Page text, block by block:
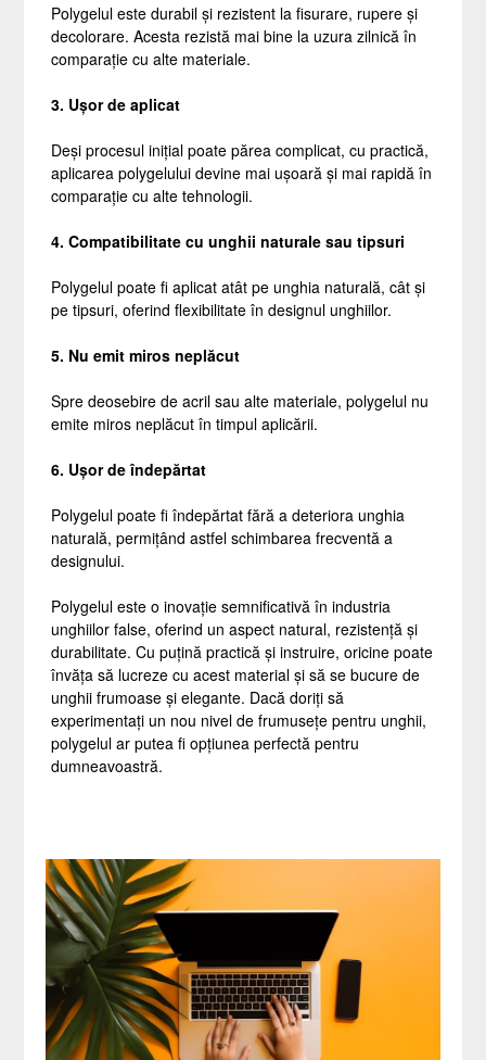
Polygelul este durabil și rezistent la fisurare, rupere și
decolorare. Acesta rezistă mai bine la uzura zilnică în
comparație cu alte materiale.
3. Ușor de aplicat
Deși procesul inițial poate părea complicat, cu practică,
aplicarea polygelului devine mai ușoară și mai rapidă în
comparație cu alte tehnologii.
4. Compatibilitate cu unghii naturale sau tipsuri
Polygelul poate fi aplicat atât pe unghia naturală, cât și
pe tipsuri, oferind flexibilitate în designul unghiilor.
5. Nu emit miros neplăcut
Spre deosebire de acril sau alte materiale, polygelul nu
emite miros neplăcut în timpul aplicării.
6. Ușor de îndepărtat
Polygelul poate fi îndepărtat fără a deteriora unghia
naturală, permițând astfel schimbarea frecventă a
designului.
Polygelul este o inovație semnificativă în industria
unghiilor false, oferind un aspect natural, rezistență și
durabilitate. Cu puțină practică și instruire, oricine poate
învăța să lucreze cu acest material și să se bucure de
unghii frumoase și elegante. Dacă doriți să
experimentați un nou nivel de frumusețe pentru unghii,
polygelul ar putea fi opțiunea perfectă pentru
dumneavoastră.